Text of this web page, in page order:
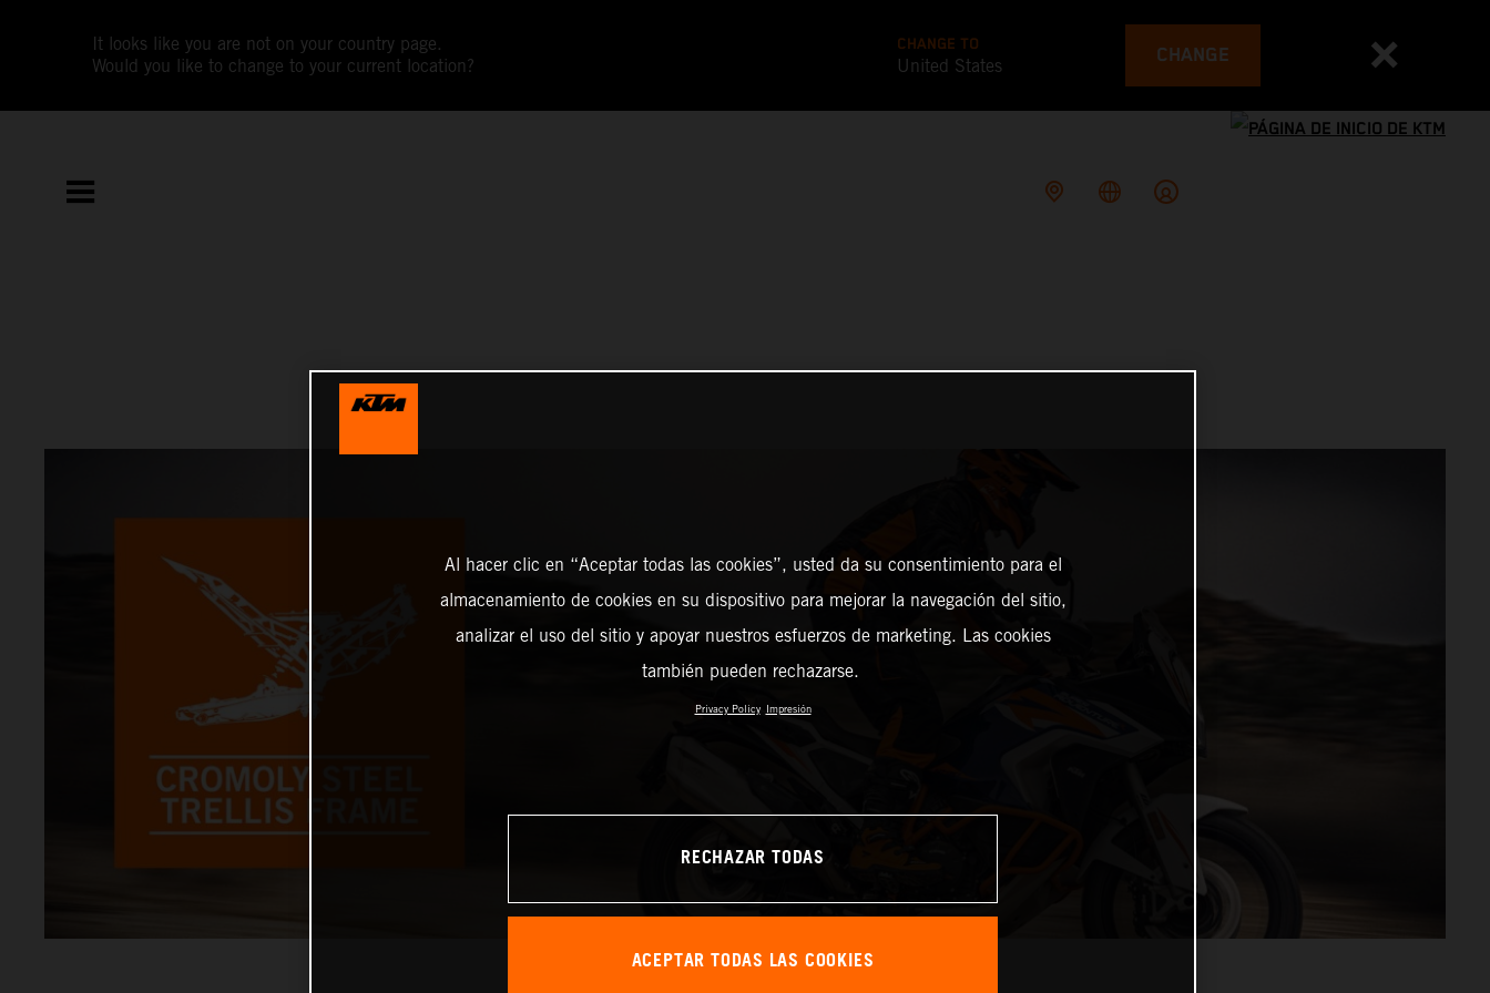
It looks like you are not on your country page.
Would you like to change to your current location?
CHANGE TO
United States CHANGE
Al hacer clic en “Aceptar todas las cookies”, usted da su consentimiento para el
almacenamiento de cookies en su dispositivo para mejorar la navegación del sitio,
analizar el uso del sitio y apoyar nuestros esfuerzos de marketing. Las cookies
también pueden rechazarse.
Privacy Policy Impresión
RECHAZAR TODAS
ACEPTAR TODAS LAS COOKIES